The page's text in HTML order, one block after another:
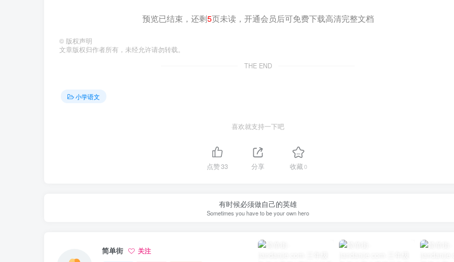
预览已结束，还剩5页未读，开通会员后可免费下载高清完整文档
© 版权声明
文章版权归作者所有，未经允许请勿转载。
THE END
小学语文
喜欢就支持一下吧
点赞33 分享 收藏0
有时候必须做自己的英雄
Sometimes you have to be your own hero
简单街 关注